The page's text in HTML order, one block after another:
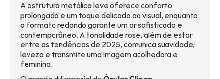
A estrutura metálica leve oferece conforto
prolongado e um toque delicado ao visual, enquanto
o formato redondo garante um ar sofisticado e
contemporâneo. A tonalidade rose, além de estar
entre as tendências de 2025, comunica suavidade,
leveza e transmite uma imagem acolhedora e
feminina.